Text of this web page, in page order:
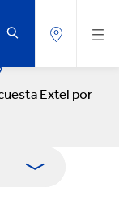
Extel por